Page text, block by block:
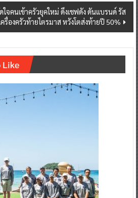
ใจคนเข้าครัวยุคใหม่ ดึงเชฟดัง ดันแบรนด์ รัส
รื่องครัวท้ายไตรมาส หวังโตส่งท้ายปี 50%
Like